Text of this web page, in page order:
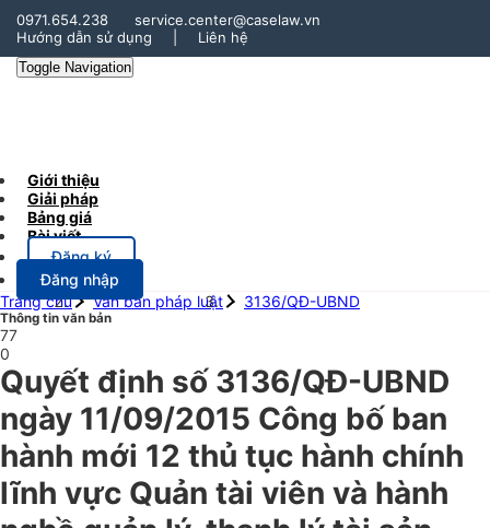
0971.654.238
service.center@caselaw.vn
Hướng dẫn sử dụng
Liên hệ
Toggle Navigation
Giới thiệu
Giải pháp
Bảng giá
Bài viết
Đăng ký
Đăng nhập
Trang chủ
Văn bản pháp luật 3136/QĐ-UBND
Thông tin văn bản
77
0
Quyết định số 3136/QĐ-UBND
ngày 11/09/2015 Công bố ban
hành mới 12 thủ tục hành chính
lĩnh vực Quản tài viên và hành